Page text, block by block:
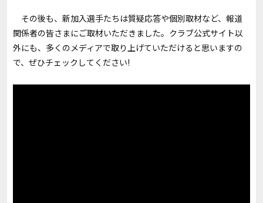
その後も、新加入選手たちは質疑応答や個別取材など、報道
関係者の皆さまにご取材いただきました。クラブ公式サイト以
外にも、多くのメディアで取り上げていただけると思いますの
で、ぜひチェックしてください!